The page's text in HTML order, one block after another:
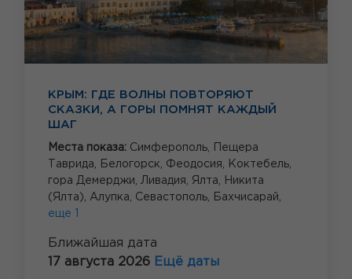
КРЫМ: ГДЕ ВОЛНЫ ПОВТОРЯЮТ
СКАЗКИ, А ГОРЫ ПОМНЯТ КАЖДЫЙ
ШАГ
Места показа: Симферополь,
Пещера
Таврида,
Белогорск, Феодосия,
Коктебель,
гора Демерджи, Ливадия, Ялта,
Никита
(Ялта), Алупка, Севастополь,
Бахчисарай,
еще 1
Ближайшая дата
17 августа 2026 Ещё даты